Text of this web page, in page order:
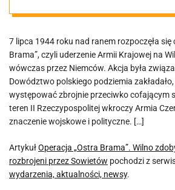
rozbrojeni
przez
7 lipca 1944 roku nad ranem rozpoczęła się
Brama”, czyli uderzenie Armii Krajowej na
wówczas przez Niemców. Akcja była
Dowództwo polskiego podziemia
występować zbrojnie przeciwko cofającym
teren II Rzeczypospolitej wkroczy Armia
znaczenie wojskowe i polityczne. […]
ArtykułOperacja „Ostra Brama”. Wilno
rozbrojeni przez Sowietów pochodzi z
wydarzenia, aktualności, newsy.